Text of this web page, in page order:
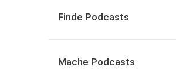
Finde Podcasts
Mache Podcasts